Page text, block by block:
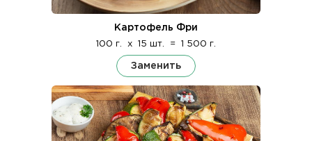
Картофель Фри
100 г. x 15 шт. = 1 500 г.
Заменить